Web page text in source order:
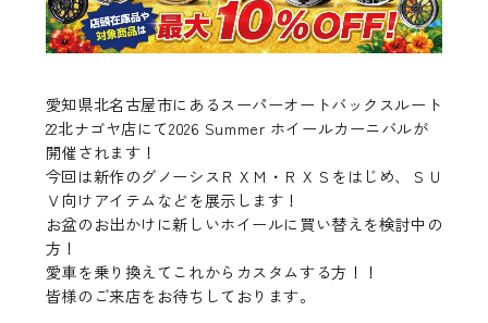
愛知県北名古屋市にあるスーパーオートバックスルート
22北ナゴヤ店にて2026 Summer ホイールカーニバルが
開催されます！
今回は新作のグノーシスＲＸＭ・ＲＸＳをはじめ、ＳＵ
Ｖ向けアイテムなどを展示します！
お盆のお出かけに新しいホイールに買い替えを検討中の
方！
愛車を乗り換えてこれからカスタムする方！！
皆様のご来店をお待ちしております。